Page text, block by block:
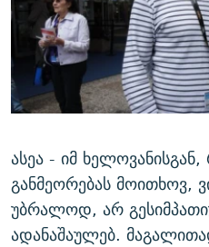
ᲛᲝᲚᲐᲞᲐᲠᲐᲙᲔ ᲢᲔᲥᲡᲢᲔᲑᲘ
ᲨᲘᲜ - ᲣᲪᲮᲝᲔᲗᲨᲘ
ᲚᲘᲢᲔᲠᲐᲢᲣᲠᲣᲚᲘ ᲬᲐᲮᲜᲐᲒᲔᲑᲘ
ᲐᲛᲔᲠᲘᲙᲣᲚᲘ ᲛᲝᲗᲮᲠᲝᲑᲐ
ᲘᲛᲞᲔᲠᲘᲐ ᲓᲐ ᲠᲐᲓᲘᲝ
ᲩᲔᲛᲘ ᲡᲘᲙᲕᲓᲘᲚᲘᲡ ᲛᲘᲖᲔᲖᲘᲐ
11 ᲬᲔᲚᲘ - 11 ᲐᲛᲑᲐᲕᲘ
ᲡᲐᲞᲐᲠᲚᲐᲛᲔᲜᲢᲝ ᲐᲠᲩᲔᲕᲜᲔᲑᲘᲡ
ᲑᲐᲕᲨᲕᲔᲑᲘ ᲞᲠᲝᲡᲢᲘᲢᲣᲪᲘᲐᲨᲘ -
5 ᲐᲛᲑᲐᲕᲘ - 20 ᲘᲕᲜᲘᲡᲡ
ᲐᲒᲕᲘᲡᲢᲝᲡ ᲝᲛᲘ
ПРИВЕТ ᲙᲣᲚᲢᲣᲠᲐ
ᲒᲐᲛᲝᲘᲬᲔᲠᲔ
ასეა - იმ
განმეორებას მოითხოვ,
უბრალოდ, არ
ადანაშაულებ.